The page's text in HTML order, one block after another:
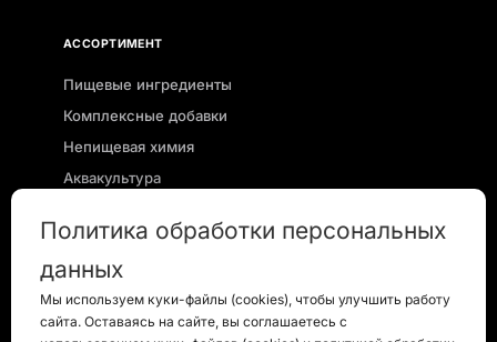
АССОРТИМЕНТ
Пищевые ингредиенты
Комплексные добавки
Непищевая химия
Аквакультура
Зеленый кофе
Оплата в кредит
Политика обработки персональных
данных
Мы используем куки-файлы (cookies), чтобы улучшить работу
сайта. Оставаясь на сайте, вы соглашаетесь с